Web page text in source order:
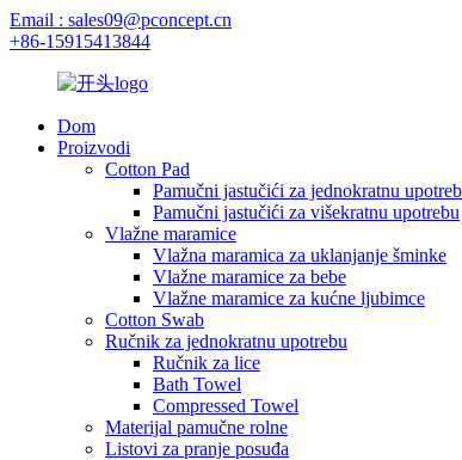
Email : sales09@pconcept.cn
+86-15915413844
Dom
Proizvodi
Cotton Pad
Pamučni jastučići za jednokratnu
Pamučni jastučići za višekratnu upotrebu
Vlažne maramice
Vlažna maramica za uklanjanje šminke
Vlažne maramice za bebe
Vlažne maramice za kućne ljubimce
Cotton Swab
Ručnik za jednokratnu upotrebu
Ručnik za lice
Bath Towel
Compressed Towel
Materijal pamučne rolne
Listovi za pranje posuđa